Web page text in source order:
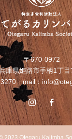
〒670-0972
庫県姫路市手柄1丁目
mail：
2023 Otegaru Kalimba